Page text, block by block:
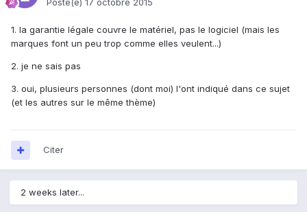
Posté(e) 17 octobre 2015
1. la garantie légale couvre le matériel, pas le logiciel (mais les
marques font un peu trop comme elles veulent...)
2. je ne sais pas
3. oui, plusieurs personnes (dont moi) l'ont indiqué dans ce sujet
(et les autres sur le même thème)
Citer
2 weeks later...